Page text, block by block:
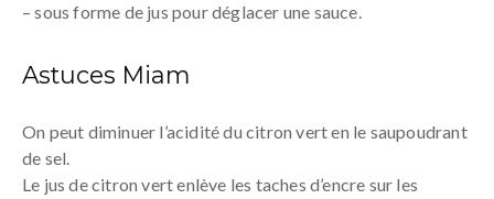
– sous forme de jus pour déglacer une sauce.
Astuces Miam
On peut diminuer l’acidité du citron vert en le saupoudrant
de sel.
Le jus de citron vert enlève les taches d’encre sur les